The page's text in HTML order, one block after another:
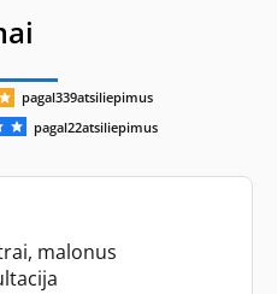
pagal339atsiliepimus
pagal22atsiliepimus
malonus